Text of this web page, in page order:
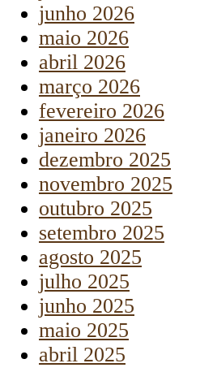
junho 2026
maio 2026
abril 2026
março 2026
fevereiro 2026
janeiro 2026
dezembro 2025
novembro 2025
outubro 2025
setembro 2025
agosto 2025
julho 2025
junho 2025
maio 2025
abril 2025